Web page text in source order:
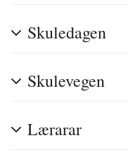
Skuledagen
Skulevegen
Lærarar